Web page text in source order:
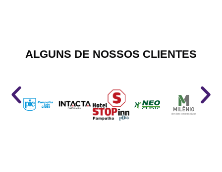
ALGUNS DE NOSSOS CLIENTES